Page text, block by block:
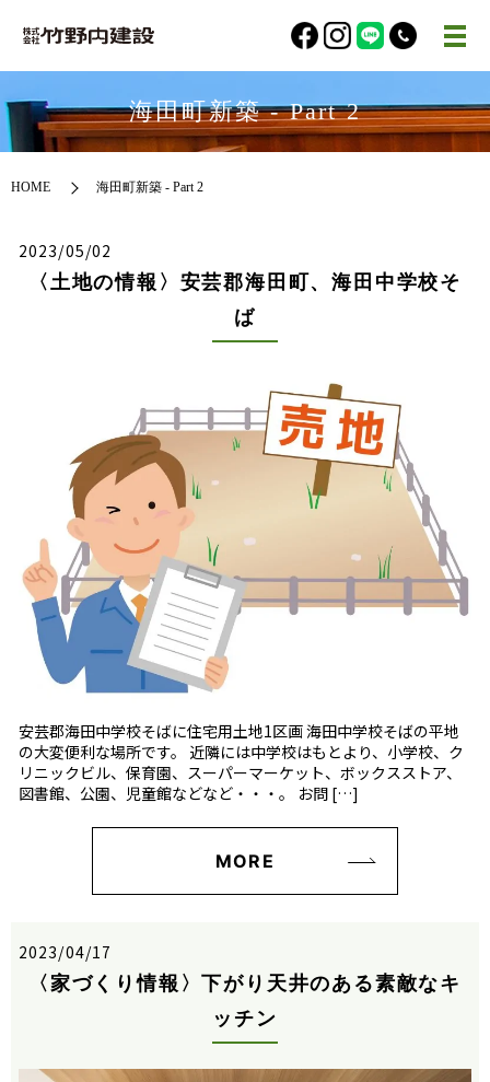
海田町新築 - Part 2
HOME 海田町新築 - Part 2
2023/05/02
〈土地の情報〉安芸郡海田町、海田中学校そ
ば
安芸郡海田中学校そばに住宅用土地1区画 海田中学校そばの平地
の大変便利な場所です。 近隣には中学校はもとより、小学校、ク
リニックビル、保育園、スーパーマーケット、ボックスストア、
図書館、公園、児童館などなど・・・。 お問 […]
MORE
2023/04/17
〈家づくり情報〉下がり天井のある素敵なキ
ッチン